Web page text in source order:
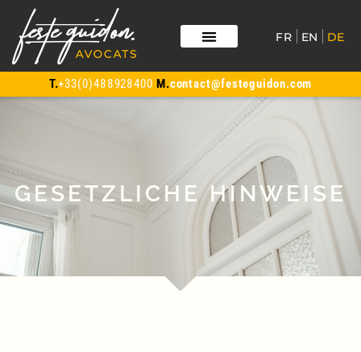
FR EN DE
T.+33(0)488928400 M.contact@festeguidon.com
GESETZLICHE HINWEISE